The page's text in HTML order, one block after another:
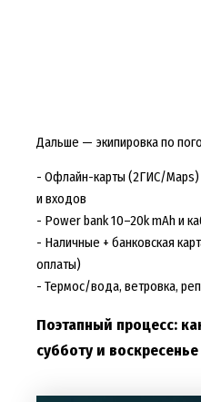
Дальше — экипировка по
- Офлайн-карты (2ГИС/Maps)
и входов
- Power bank 10–20k mAh и
- Наличные + банковская
оплаты)
- Термос/вода, ветровка,
Поэтапный процесс:
субботу и воскресенье